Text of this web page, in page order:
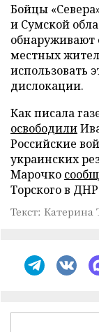
Бойцы
и Сумской
обнаруживают
местных
использовать
дислокации.
Как писала
освободили
Российские
украинских
Марочко
Торского в
Текст: Катерина